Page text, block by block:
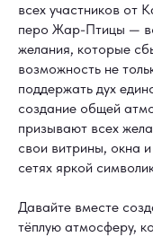
всех участников от
перо Жар-Птицы —
желания, которые
возможность не
поддержать дух
создание общей
призывают всех
свои витрины, окна
сетях яркой
Давайте вместе
тёплую атмосферу,